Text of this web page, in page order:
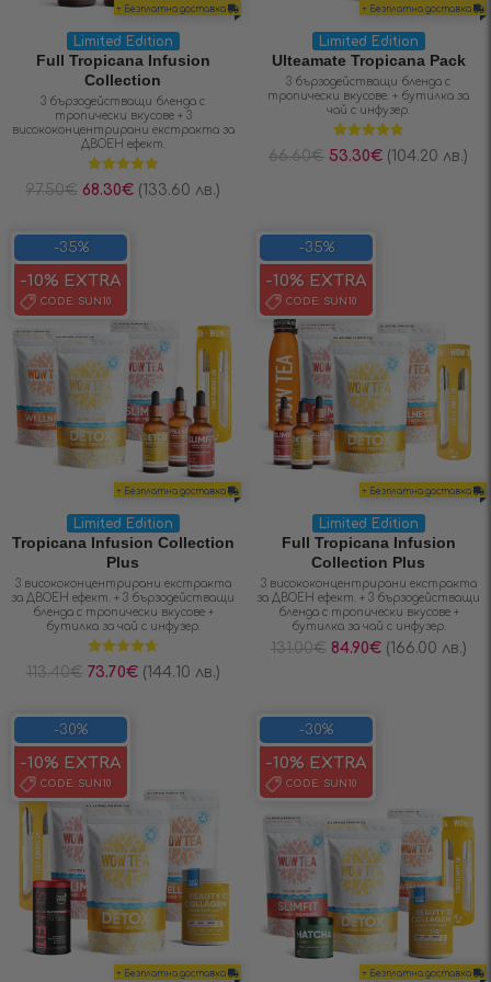
+ Безплатна доставка
Limited Edition
Full Tropicana Infusion
Collection
3 бързодействащи бленда с
тропически вкусове + 3
висококонцентрирани екстракта за
ДВОЕН ефект.
Оценено на
5.00от 5
97.50€ 68.30€ (133.60 лв.)
+ Безплатна доставка
Limited Edition
Ulteamate Tropicana Pack
3 бързодействащи бленда с
тропически вкусове. + бутилка за
чай с инфузер.
Оценено на
4.78от 5
66.60€ 53.30€ (104.20 лв.)
+ Безплатна доставка
-35%
-10% EXTRA
CODE: SUN10
Limited Edition
Tropicana Infusion Collection
Plus
3 висококонцентрирани екстракта
за ДВОЕН ефект. + 3 бързодействащи
бленда с тропически вкусове +
бутилка за чай с инфузер.
Оценено на
4.71от 5
113.40€ 73.70€ (144.10 лв.)
+ Безплатна доставка
-35%
-10% EXTRA
CODE: SUN10
Limited Edition
Full Tropicana Infusion
Collection Plus
3 висококонцентрирани екстракта
за ДВОЕН ефект. + 3 бързодействащи
бленда с тропически вкусове +
бутилка за чай с инфузер.
131.00€ 84.90€ (166.00 лв.)
+ Безплатна доставка
-30%
-10% EXTRA
CODE: SUN10
+ Безплатна доставка
-30%
-10% EXTRA
CODE: SUN10